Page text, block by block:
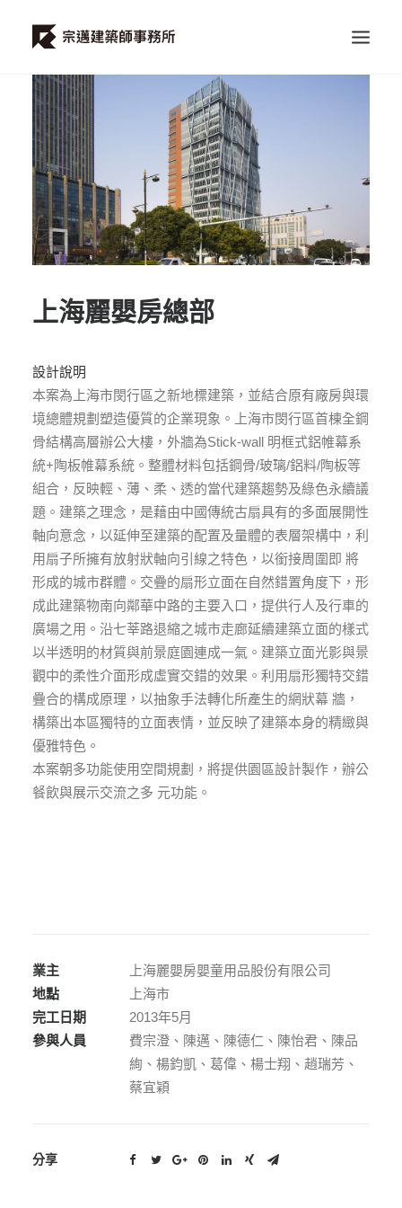
首頁
關於我們
所有專案
最新資訊
聯絡我們
上海麗嬰房總部
設計說明
本案為上海市閔行區之新地標建築，並結合原有廠房與環
境總體規劃塑造優質的企業現象。上海市閔行區首棟全鋼
骨結構高層辦公大樓，外牆為Stick-wall 明框式鋁帷幕系
統+陶板帷幕系統。整體材料包括鋼骨/玻璃/鋁料/陶板等
組合，反映輕、薄、柔、透的當代建築趨勢及綠色永續議
題。建築之理念，是藉由中國傳統古扇具有的多面展開性
軸向意念，以延伸至建築的配置及量體的表層架構中，利
用扇子所擁有放射狀軸向引線之特色，以銜接周圍即 將
形成的城市群體。交疊的扇形立面在自然錯置角度下，形
成此建築物南向鄰華中路的主要入口，提供行人及行車的
廣場之用。沿七莘路退縮之城市走廊延續建築立面的樣式
以半透明的材質與前景庭園連成一氣。建築立面光影與景
觀中的柔性介面形成虛實交錯的效果。利用扇形獨特交錯
疊合的構成原理，以抽象手法轉化所產生的網狀幕 牆，
構築出本區獨特的立面表情，並反映了建築本身的精緻與
優雅特色。
本案朝多功能使用空間規劃，將提供園區設計製作，辦公
餐飲與展示交流之多 元功能。
業主
上海麗嬰房嬰童用品股份有限公司
地點
上海市
完工日期
2013年5月
參與人員
費宗澄、陳邁、陳德仁、陳怡君、陳品
絢、楊鈞凱、葛偉、楊士翔、趙瑞芳、
蔡宜穎
分享